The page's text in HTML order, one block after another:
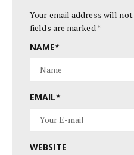
Your email address will
fields are marked *
NAME*
EMAIL*
WEBSITE